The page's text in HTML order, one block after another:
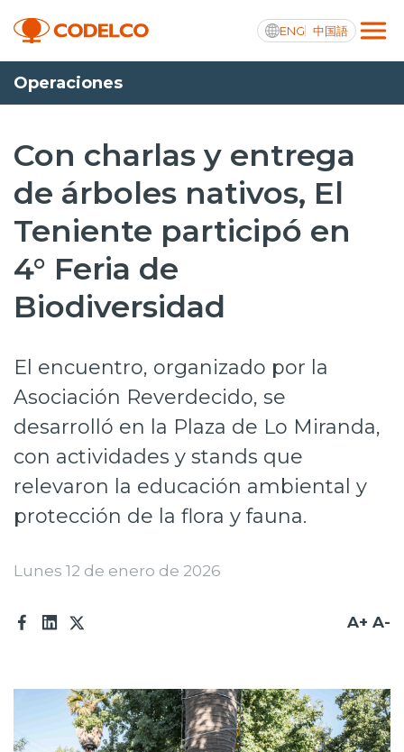
ENG 中国語
Transparencia activa
Nosotros
Operaciones
Proyectos
Sustentabilidad
Inversionistas
Prensa
Trabaja en Codelco
Proveedores
Acceso trabajadores/as
Operaciones
Con charlas y entrega
de árboles nativos, El
Teniente participó en
4° Feria de
Biodiversidad
El encuentro, organizado por la
Asociación Reverdecido, se
desarrolló en la Plaza de Lo Miranda,
con actividades y stands que
relevaron la educación ambiental y
protección de la flora y fauna.
Lunes 12 de enero de 2026
A+ A-